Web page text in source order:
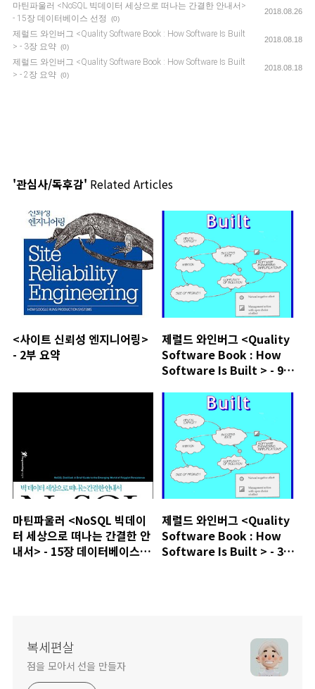
마틴파울러 <NoSQL 빅데이터 세상으로 떠나는 간결한 안내서>
- 15장 데이터베이스 선정
(0)
2018.08.26
제럴드 와인버그 <Quality Software Book : How Software Is Built
> - 3장 요약 (0)
2018.08.18
제럴드 와인버그 <Quality Software Book : How Software Is Built
> - 2장 요약 (0)
2018.08.18
'관심사/독후감' Related Articles
<사이트 신뢰성 엔지니어링>
- 2부 요약
제럴드 와인버그 <Quality
Software Book : How
Software Is Built > - 9장
마틴파울러 <NoSQL 빅데이
터 세상으로 떠나는 간결한 안
내서> - 15장 데이터베이스 선
제럴드 와인버그 <Quality
Software Book : How
Software Is Built > - 3장
복세편살
점을 모아서 선을 만들자